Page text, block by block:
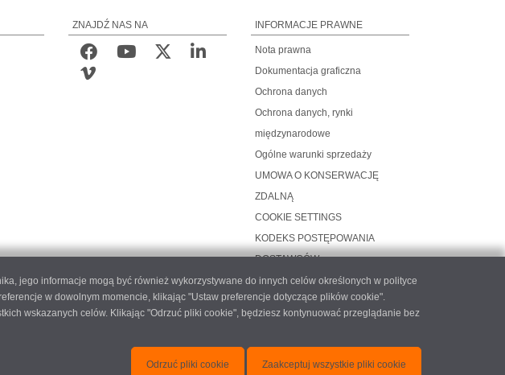
ZNAJDŹ NAS NA INFORMACJE PRAWNE
Nota prawna
Dokumentacja graficzna
Ochrona danych
Ochrona danych, rynki
międzynarodowe
Ogólne warunki sprzedaży
UMOWA O KONSERWACJĘ
ZDALNĄ
COOKIE SETTINGS
KODEKS POSTĘPOWANIA
DOSTAWCÓW
mail@elumatec.com
jego informacje mogą być również wykorzystywane do innych celów określonych w polityce
w dowolnym momencie, klikając "Ustaw preferencje dotyczące plików cookie".
wskazanych celów. Klikając "Odrzuć pliki cookie", będziesz kontynuować przeglądanie bez
Odrzuć pliki cookie Zaakceptuj wszystkie pliki cookie